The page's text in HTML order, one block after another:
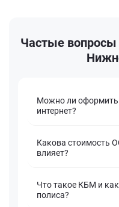
Частые вопросы
Можно ли
интернет?
Какова стоимость
влияет?
Что такое КБМ и
полиса?